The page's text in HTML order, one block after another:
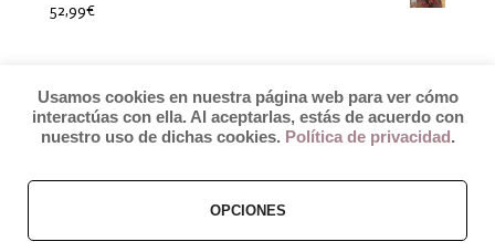
52,99€
© 2019 by Débora Colette
Usamos cookies en nuestra página web para ver cómo
interactúas con ella. Al aceptarlas, estás de acuerdo con
nuestro uso de dichas cookies. Política de privacidad .
OPCIONES